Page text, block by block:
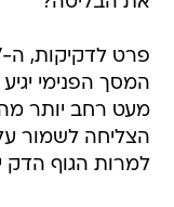
מעט רחב יותר
למרות הגוף הדק